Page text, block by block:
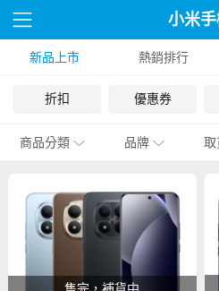
小米
新品上市 熱銷排行
折扣 優惠券
商品分類 品牌
售完，補貨中